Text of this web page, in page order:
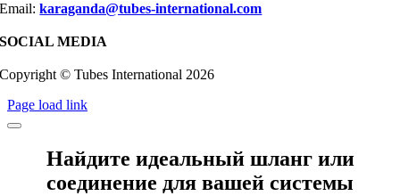
Email:karaganda@tubes-international.com
SOCIAL MEDIA
Copyright © Tubes International 2026
Page load link
Найдите идеальный шланг или
соединение для вашей системы